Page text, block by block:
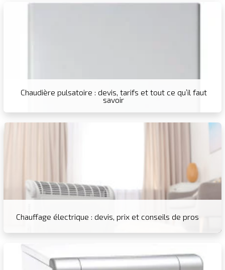
Chaudière pulsatoire : devis, tarifs et tout ce qu’il faut
savoir
Chauffage électrique : devis, prix et conseils de pros